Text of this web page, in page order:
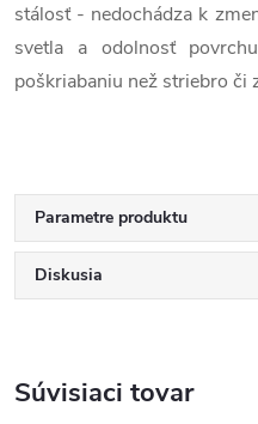
stálosť - nedochádza k
svetla a odolnosť
poškriabaniu než striebro či
Parametre produktu
Diskusia
Súvisiaci tovar